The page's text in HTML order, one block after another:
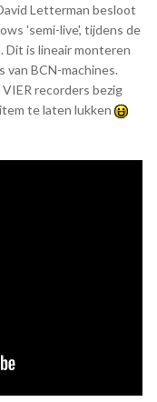
Letterman besloot
'semi-live', tijdens de
Dit is lineair monteren
van BCN-machines.
recorders bezig
te laten lukken